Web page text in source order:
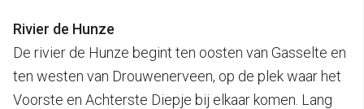
Rivier de Hunze
De rivier de Hunze begint ten oosten van Gasselte en
ten westen van Drouwenerveen, op de plek waar het
Voorste en Achterste Diepje bij elkaar komen. Lang